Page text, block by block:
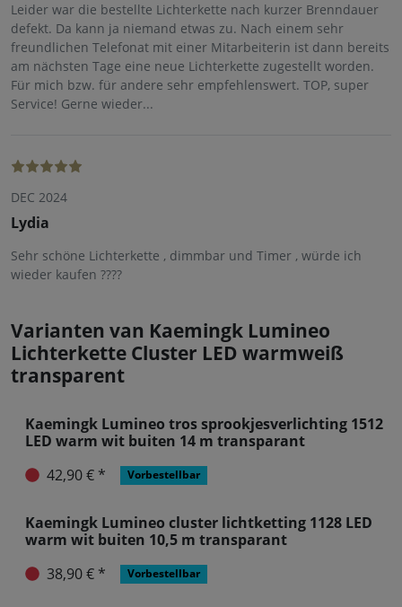
Leider war die bestellte Lichterkette nach kurzer Brenndauer
defekt. Da kann ja niemand etwas zu. Nach einem sehr
freundlichen Telefonat mit einer Mitarbeiterin ist dann bereits
am nächsten Tage eine neue Lichterkette zugestellt worden.
Für mich bzw. für andere sehr empfehlenswert. TOP, super
Service! Gerne wieder...
DEC 2024
Lydia
Sehr schöne Lichterkette , dimmbar und Timer , würde ich
wieder kaufen ????
Varianten van Kaemingk Lumineo
Lichterkette Cluster LED warmweiß
transparent
Kaemingk Lumineo tros
sprookjesverlichting 1512 LED warm wit
Kaemingk Lumineo cluster lichtketting
transparant